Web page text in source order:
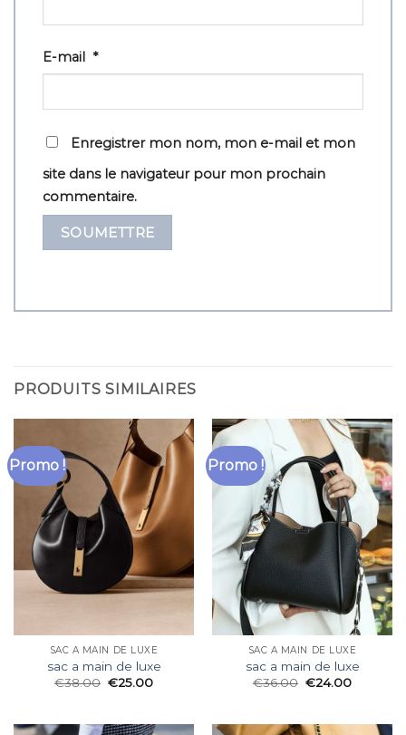
E-mail *
Enregistrer mon nom, mon e-mail et mon
site dans le navigateur pour mon prochain
commentaire.
PRODUITS SIMILAIRES
Promo !
SAC A MAIN DE LUXE
sac a main de luxe
€38.00 €25.00
Promo !
SAC A MAIN DE LUXE
sac a main de luxe
€36.00 €24.00